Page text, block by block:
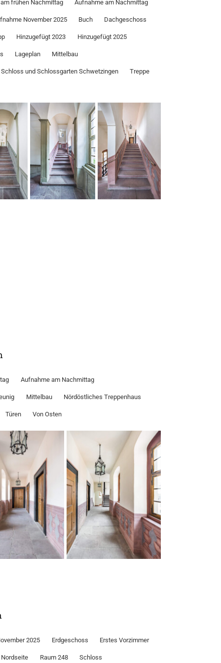
frühen Nachmittag Aufnahme am Nachmittag
November 2025 Buch Dachgeschoss
Hinzugefügt 2023 Hinzugefügt 2025
Lageplan Mittelbau
Schloss und Schlossgarten Schwetzingen Treppe
Aufnahme am Nachmittag
Mittelbau Nördöstliches Treppenhaus
Türen Von Osten
2025 Erdgeschoss Erstes Vorzimmer
Nordseite Raum 248 Schloss